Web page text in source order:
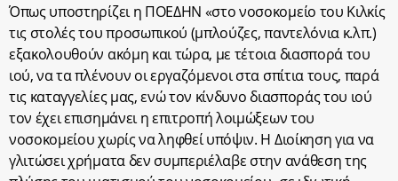
Όπως υποστηρίζει η ΠΟΕΔΗΝ «στο νοσοκομείο του Κιλκίς
τις στολές του προσωπικού (μπλούζες, παντελόνια κ.λπ.)
εξακολουθούν ακόμη και τώρα, με τέτοια διασπορά του
ιού, να τα πλένουν οι εργαζόμενοι στα σπίτια τους, παρά
τις καταγγελίες μας, ενώ τον κίνδυνο διασποράς του ιού
τον έχει επισημάνει η επιτροπή λοιμώξεων του
νοσοκομείου χωρίς να ληφθεί υπόψιν. Η Διοίκηση για να
γλιτώσει χρήματα δεν συμπεριέλαβε στην ανάθεση της